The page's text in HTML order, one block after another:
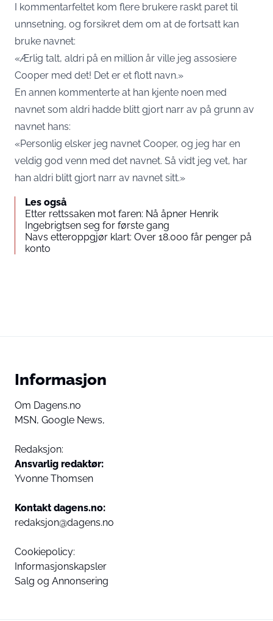
I kommentarfeltet kom flere brukere raskt paret til
unnsetning, og forsikret dem om at de fortsatt kan
bruke navnet:
«Ærlig talt, aldri på en million år ville jeg assosiere
Cooper med det! Det er et flott navn.»
En annen kommenterte at han kjente noen med
navnet som aldri hadde blitt gjort narr av på grunn av
navnet hans:
«Personlig elsker jeg navnet Cooper, og jeg har en
veldig god venn med det navnet. Så vidt jeg vet, har
han aldri blitt gjort narr av navnet sitt.»
Les også
Etter rettssaken mot faren: Nå åpner Henrik
Ingebrigtsen seg for første gang
Navs etteroppgjør klart: Over 18.000 får penger på
konto
Informasjon
Om Dagens.no
MSN, Google News,
Redaksjon:
Ansvarlig redaktør:
Yvonne Thomsen
Kontakt dagens.no:
redaksjon@dagens.no
Cookiepolicy:
Informasjonskapsler
Salg og Annonsering